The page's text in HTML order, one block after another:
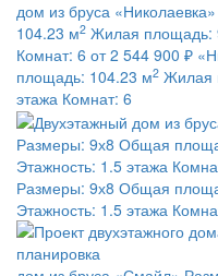
дом из бруса «Николаевка»
104.23 м2 Жилая площадь:
Комнат: 6 от 2 544 900 ₽
площадь: 104.23 м2 Жилая
этажа Комнат: 6
Размеры: 9х8 Общая
Этажность: 1.5 этажа
Размеры: 9х8 Общая
Этажность: 1.5 этажа